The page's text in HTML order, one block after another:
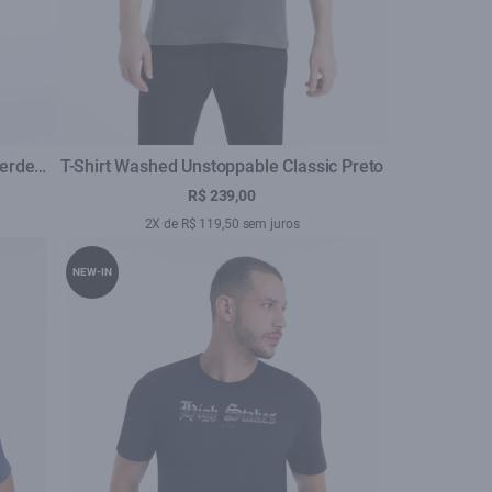
T-Shirt Washed Unstoppable Classic Preto
R$ 239,00
2X de R$ 119,50 sem juros
NEW-IN